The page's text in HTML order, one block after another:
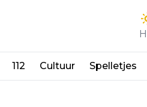
112 Cultuur Spelletjes